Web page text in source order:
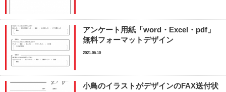
アンケート用紙「word・Excel・pdf」
無料フォーマットデザイン
2021.06.10
小鳥のイラストがデザインのFAX送付状